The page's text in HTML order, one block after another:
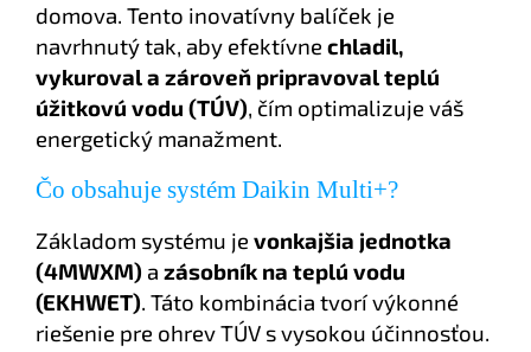
domova. Tento inovatívny balíček je
navrhnutý tak, aby efektívne chladil,
vykuroval a zároveň pripravoval teplú
úžitkovú vodu (TÚV), čím optimalizuje váš
energetický manažment.
Čo obsahuje systém Daikin Multi+?
Základom systému je vonkajšia jednotka
(4MWXM) a zásobník na teplú vodu
(EKHWET). Táto kombinácia tvorí výkonné
riešenie pre ohrev TÚV s vysokou účinnosťou.